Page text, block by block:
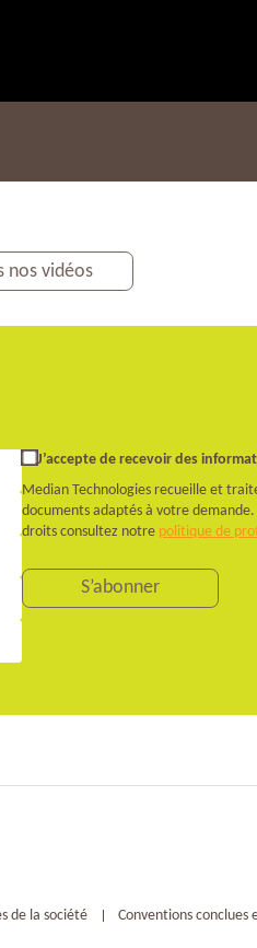
nos vidéos
Je souhaite
informations
sur l’actualité
de Median
J’accepte de recevoir des
Median Technologies recueille et
documents adaptés à votre demande.
droits consultez notre politique de
S’abonner
de la société Conventions conclues